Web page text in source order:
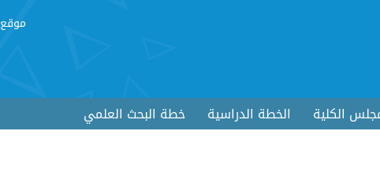
موقع Learnata
الكلية الخطة الدراسية خطة البحث العلمي